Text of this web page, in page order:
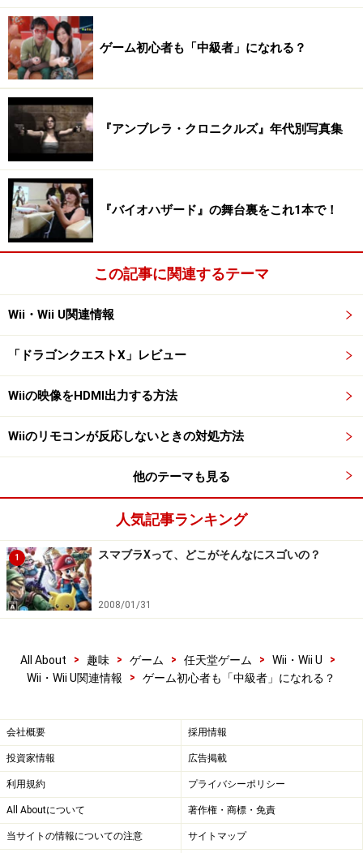
ゲーム初心者も「中級者」になれる？
『アンブレラ・クロニクルズ』年代別写真集
『バイオハザード』の舞台裏をこれ1本で！
この記事に関連するテーマ
Wii・Wii U関連情報
「ドラゴンクエストX」レビュー
Wiiの映像をHDMI出力する方法
Wiiのリモコンが反応しないときの対処方法
他のテーマも見る
人気記事ランキング
1 スマブラXって、どこがそんなにスゴいの？
2008/01/31
All About > 趣味 > ゲーム > 任天堂ゲーム > Wii・Wii U
>
Wii・Wii U関連情報
> ゲーム初心者も「中級者」になれる？
会社概要 採用情報
投資家情報 広告掲載
利用規約 プライバシーポリシー
All Aboutについて 著作権・商標・免責
当サイトの情報についての注意 サイトマップ